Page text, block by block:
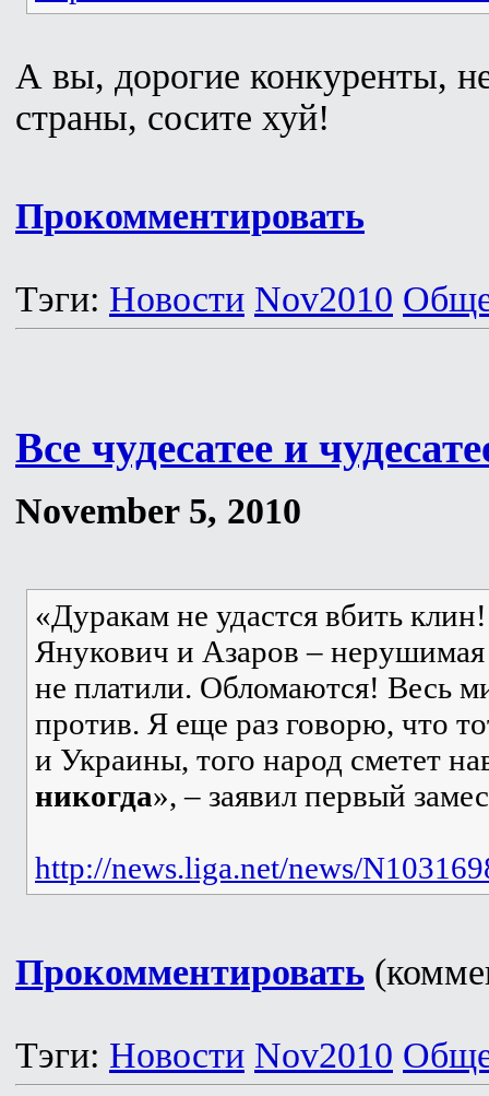
А вы, дорогие конкуренты,
страны, сосите хуй!
Прокомментировать
Тэги: Новости Nov2010
Все чудесатее и
November 5, 2010
«Дуракам не удастся вбить
Янукович и Азаров –
не платили. Обломаются! Весь
против. Я еще раз говорю, что
и Украины, того народ сметет
никогда», – заявил первый
http://news.liga.net/news/
Прокомментировать
Тэги: Новости Nov2010